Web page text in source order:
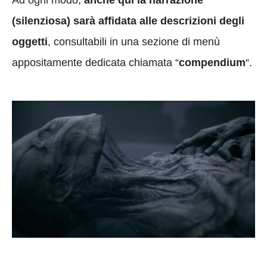
(silenziosa) sarà affidata alle descrizioni degli
oggetti, consultabili in una sezione di menù
appositamente dedicata chiamata “compendium“.